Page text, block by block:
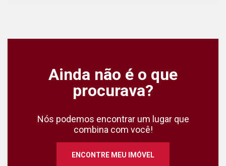
Ainda não é o que
procurava?
Nós podemos encontrar um lugar que
combina com você!
ENCONTRE MEU IMÓVEL